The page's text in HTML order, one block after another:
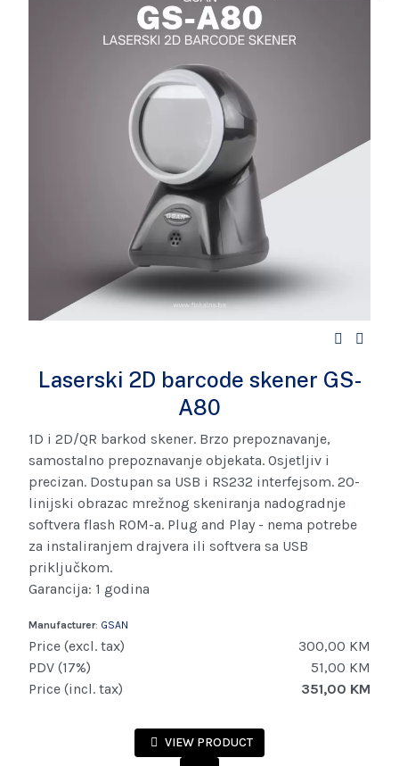
Laserski 2D barcode skener GS-
A80
1D i 2D/QR barkod skener. Brzo prepoznavanje,
samostalno prepoznavanje objekata. Osjetljiv i
precizan. Dostupan sa USB i RS232 interfejsom. 20-
linijski obrazac mrežnog skeniranja nadogradnje
softvera flash ROM-a. Plug and Play - nema potrebe
za instaliranjem drajvera ili softvera sa USB
priključkom.
Garancija: 1 godina
Manufacturer: GSAN
Price (excl. tax)
300,00 KM
PDV (17%)
51,00 KM
Price (incl. tax)
351,00 KM
VIEW PRODUCT